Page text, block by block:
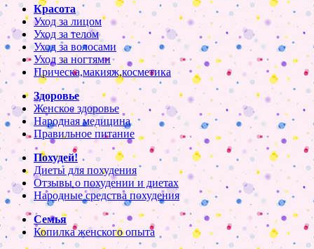
Красота
Уход за лицом
Уход за телом
Уход за волосами
Уход за ногтями
Прическа,макияж,косметика
Здоровье
Женское здоровье
Народная медицина
Правильное питание
Похудей!
Диеты для похудения
Отзывы о похудении и диетах
Народные средства похудения
Семья
Копилка женского опыта